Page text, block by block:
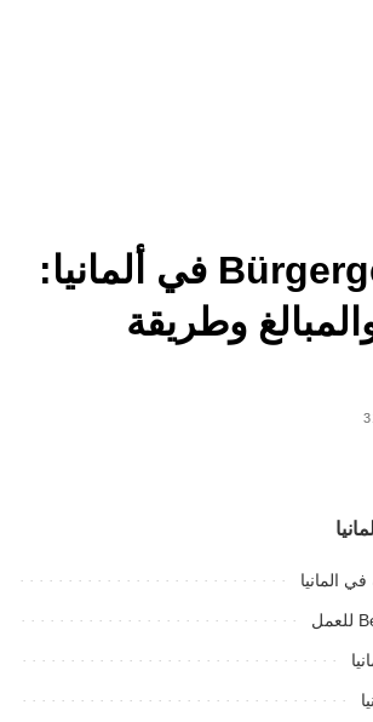
Bürgergeld 2026 في ألمانيا:
وطريقة
المانيا